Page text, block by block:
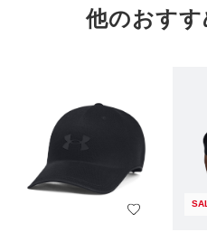
他のおす